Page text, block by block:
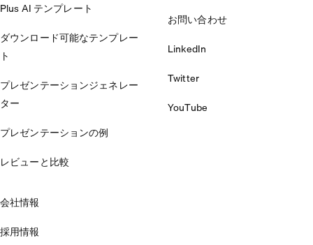
Plus AI テンプレート
ダウンロード可能なテンプレー
ト
プレゼンテーションジェネレー
ター
プレゼンテーションの例
レビューと比較
お問い合わせ
LinkedIn
Twitter
YouTube
会社情報
採用情報